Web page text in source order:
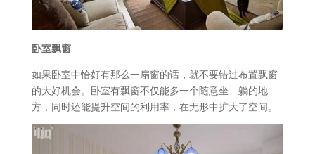
卧室飘窗
如果卧室中恰好有那么一扇窗的话，就不要错过布置飘窗
的大好机会。卧室有飘窗不仅能多一个随意坐、躺的地
方，同时还能提升空间的利用率，在无形中扩大了空间。